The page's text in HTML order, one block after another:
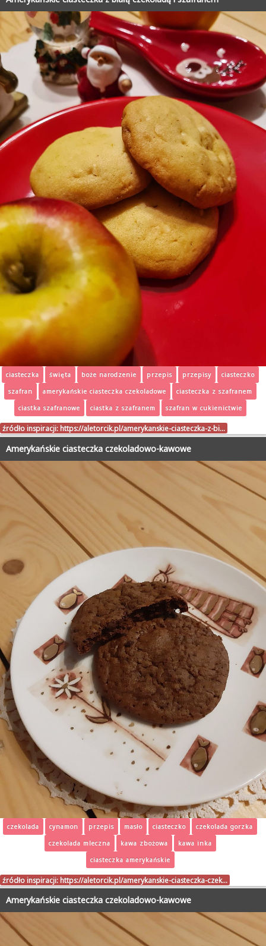
ciasteczka święta boże narodzenie przepis przepisy
ciasteczko
szafran
amerykańskie ciasteczka czekoladowe
ciasteczka z szafranem
ciastka szafranowe
ciastka z szafranem szafran w cukienictwie
źródło inspiracji: https://aletorcik.pl/amerykanskie-ciasteczka-z-bi…
Amerykańskie ciasteczka czekoladowo-kawowe
czekolada cynamon przepis masło ciasteczko
czekolada gorzka
czekolada mleczna
kawa zbożowa
kawa inka
ciasteczka amerykańskie
źródło inspiracji: https://aletorcik.pl/amerykanskie-ciasteczka-czek…
Amerykańskie ciasteczka czekoladowo-kawowe